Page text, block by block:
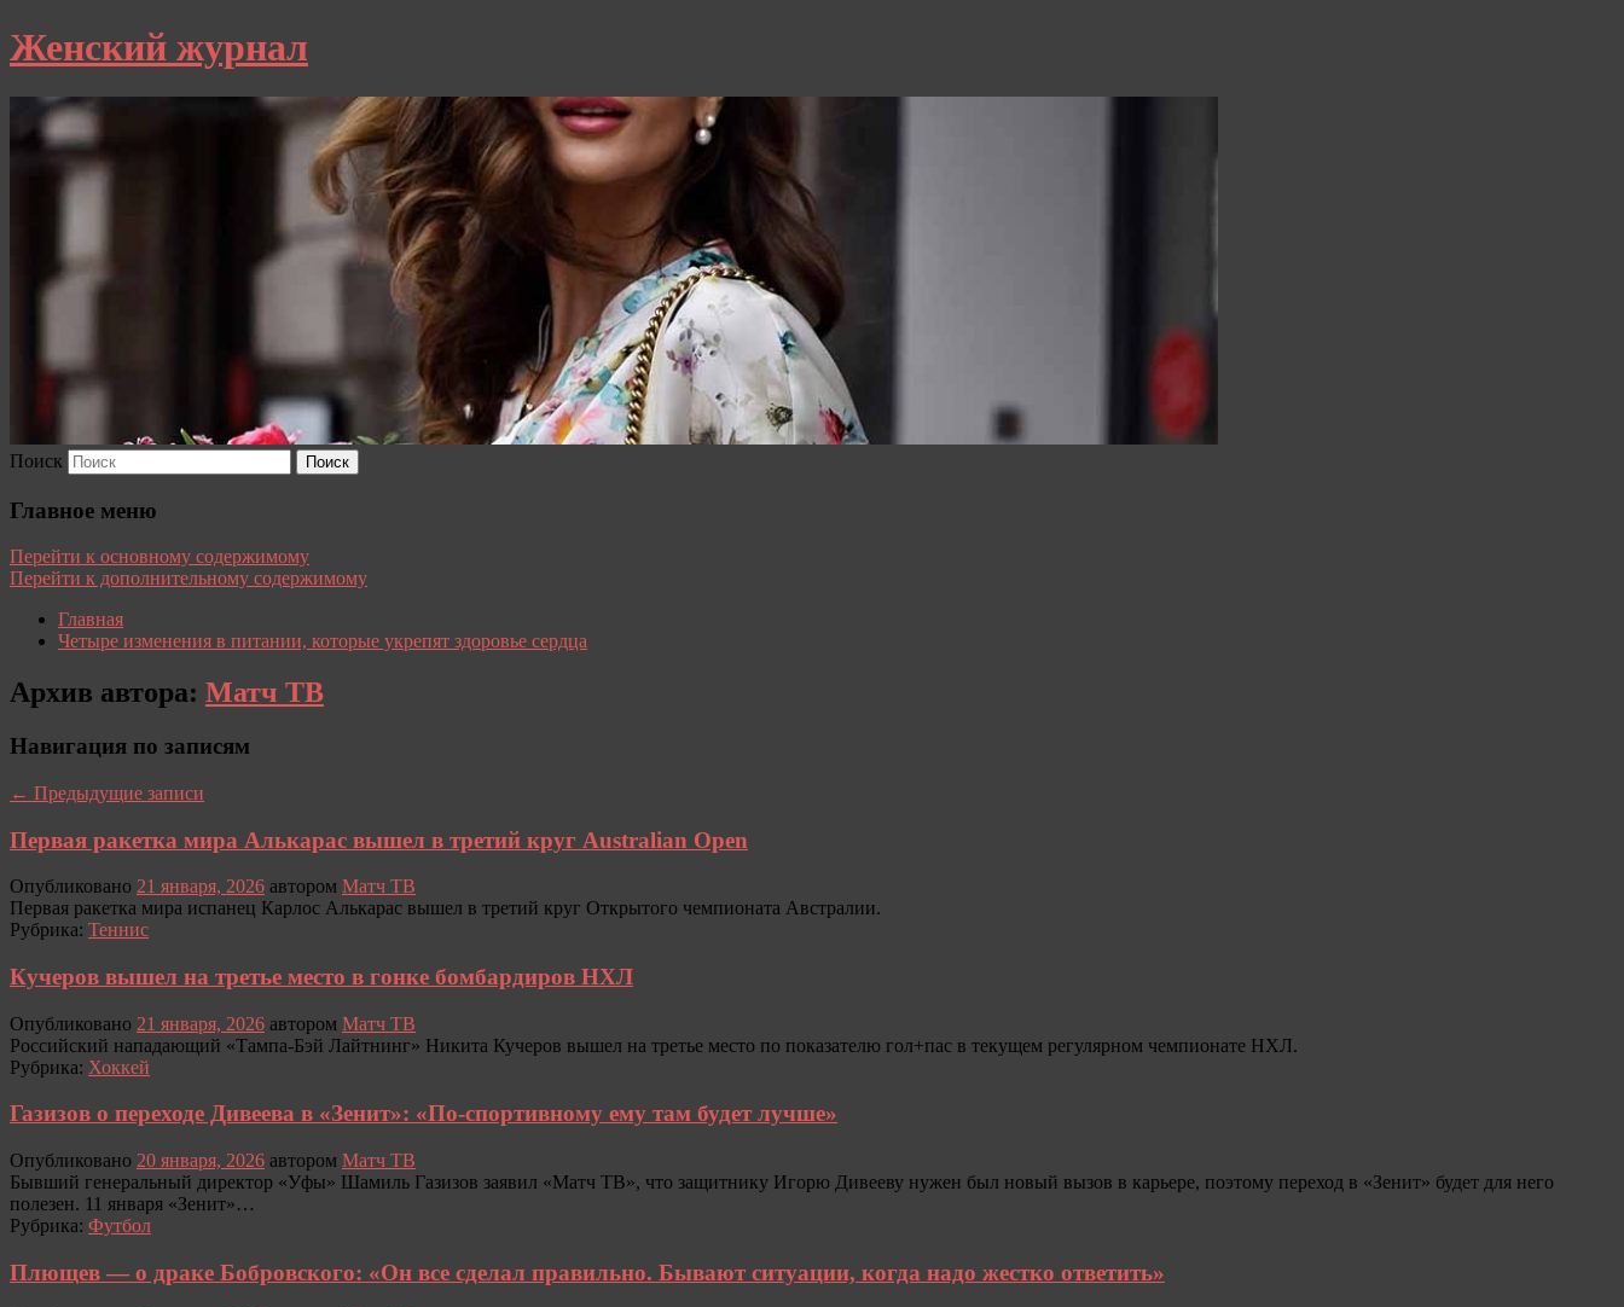
Женский журнал
Поиск
Главное меню
Перейти к основному содержимому
Перейти к дополнительному содержимому
Главная
Четыре изменения в питании, которые укрепят здоровье сердца
Архив автора: Матч ТВ
Навигация по записям
← Предыдущие записи
Первая ракетка мира Алькарас вышел в третий круг Australian Open
Опубликовано 21 января, 2026 автором Матч ТВ
Первая ракетка мира испанец Карлос Алькарас вышел в третий круг Открытого чемпионата Австралии.
Рубрика: Теннис
Кучеров вышел на третье место в гонке бомбардиров НХЛ
Опубликовано 21 января, 2026 автором Матч ТВ
Российский нападающий «Тампа‑Бэй Лайтнинг» Никита Кучеров вышел на третье место по показателю гол+пас в текущем регулярном чемпионате НХЛ.
Рубрика: Хоккей
Газизов о переходе Дивеева в «Зенит»: «По‑спортивному ему там будет лучше»
Опубликовано 20 января, 2026 автором Матч ТВ
Бывший генеральный директор «Уфы» Шамиль Газизов заявил «Матч ТВ», что защитнику Игорю Дивееву нужен был новый вызов в карьере, поэтому переход в «Зенит» будет для него
полезен. 11 января «Зенит»…
Рубрика: Футбол
Плющев — о драке Бобровского: «Он все сделал правильно. Бывают ситуации, когда надо жестко ответить»